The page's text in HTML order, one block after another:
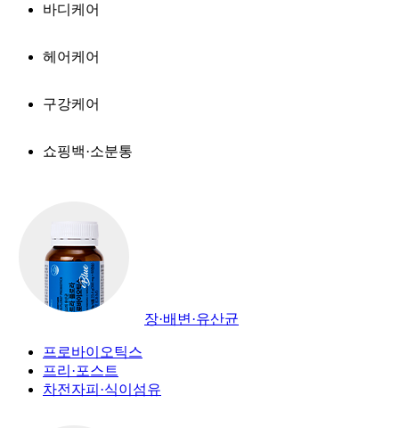
바디케어
헤어케어
구강케어
쇼핑백·소분통
장·배변·유산균
프로바이오틱스
프리·포스트
차전자피·식이섬유